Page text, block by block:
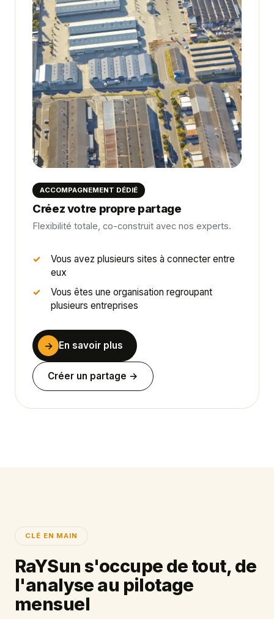
ACCOMPAGNEMENT DÉDIÉ
Créez votre propre partage
Flexibilité totale, co-construit avec nos experts.
Vous avez plusieurs sites à connecter entre
eux
Vous êtes une organisation regroupant
plusieurs entreprises
→ En savoir plus
Créer un partage →
CLÉ EN MAIN
RaYSun s'occupe de tout, de
l'analyse au pilotage
mensuel